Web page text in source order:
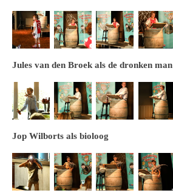
Jules van den Broek als de dronken man
Jop Wilborts als bioloog